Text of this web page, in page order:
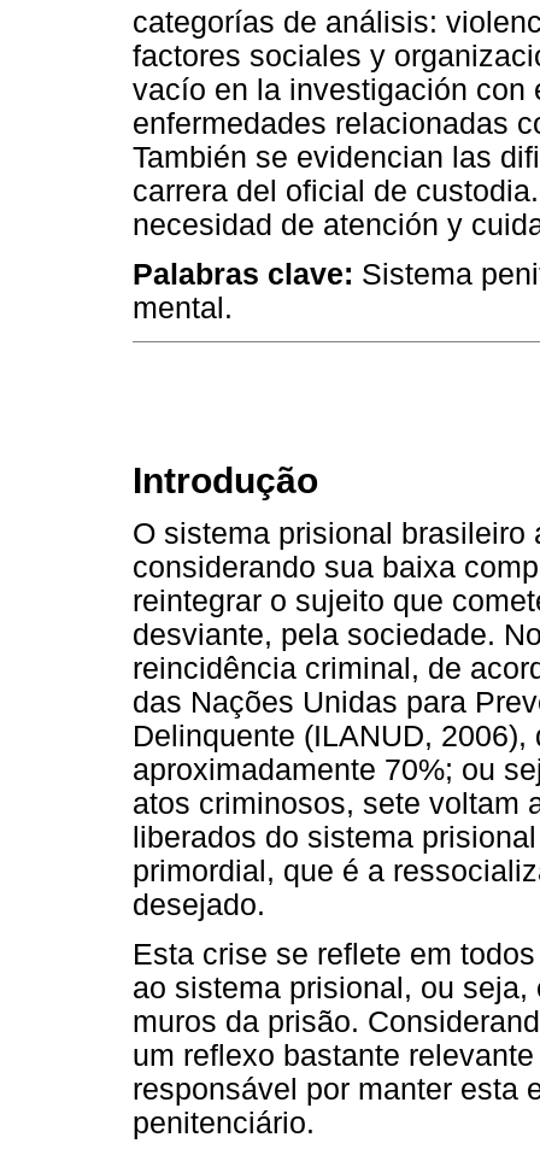
categorías de análisis:
factores sociales y
vacío en la investigación con
enfermedades relacionadas
También se evidencian las
carrera del oficial de
necesidad de atención y
Palabras clave: Sistema
mental.
Introdução
O sistema prisional
considerando sua baixa
reintegrar o sujeito que
desviante, pela sociedade.
reincidência criminal, de
das Nações Unidas para
Delinquente (ILANUD,
aproximadamente 70%; ou
atos criminosos, sete voltam
liberados do sistema
primordial, que é a
desejado.
Esta crise se reflete em
ao sistema prisional, ou
muros da prisão.
um reflexo bastante
responsável por manter esta
penitenciário.